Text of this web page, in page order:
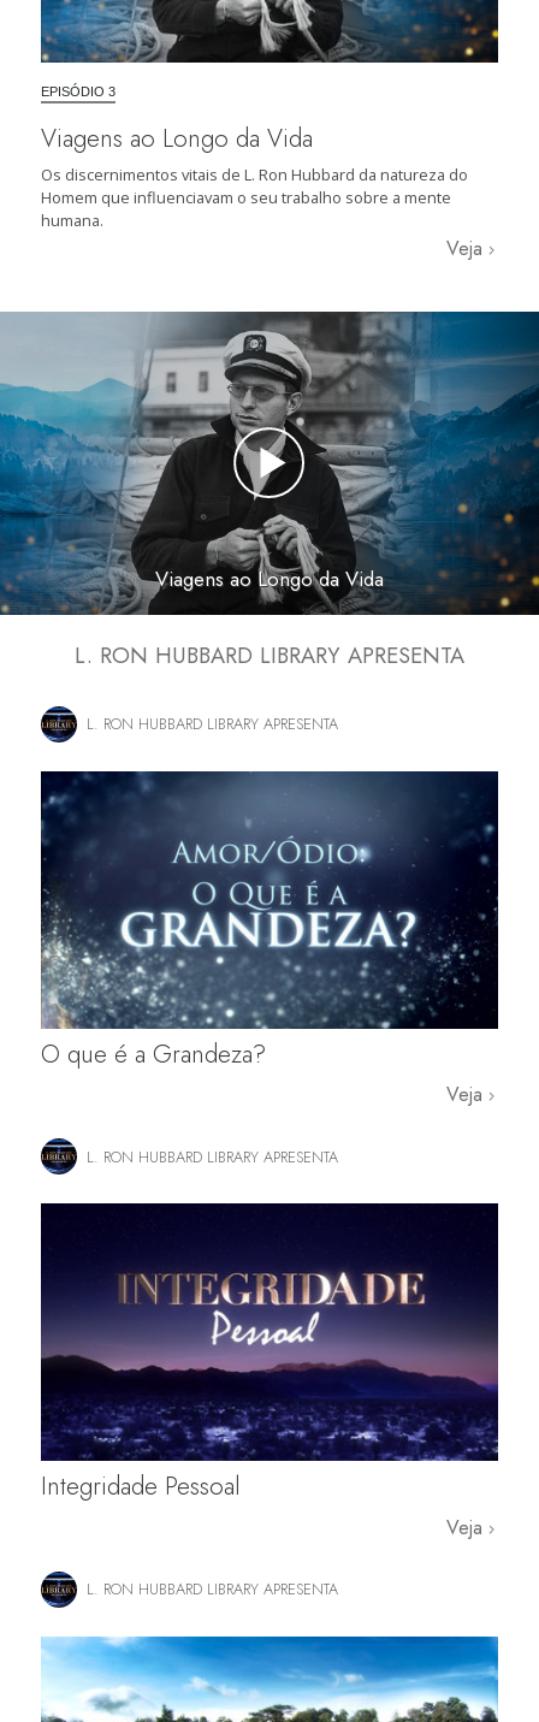
EPISÓDIO 3
Viagens ao Longo da Vida
Os discernimentos vitais de L. Ron Hubbard da natureza do
Homem que influenciavam o seu trabalho sobre a mente
humana.
Veja
Viagens ao Longo da Vida
L. RON HUBBARD LIBRARY APRESENTA
L. RON HUBBARD LIBRARY APRESENTA
O que é a Grandeza?
Veja
L. RON HUBBARD LIBRARY APRESENTA
Integridade Pessoal
Veja
L. RON HUBBARD LIBRARY APRESENTA